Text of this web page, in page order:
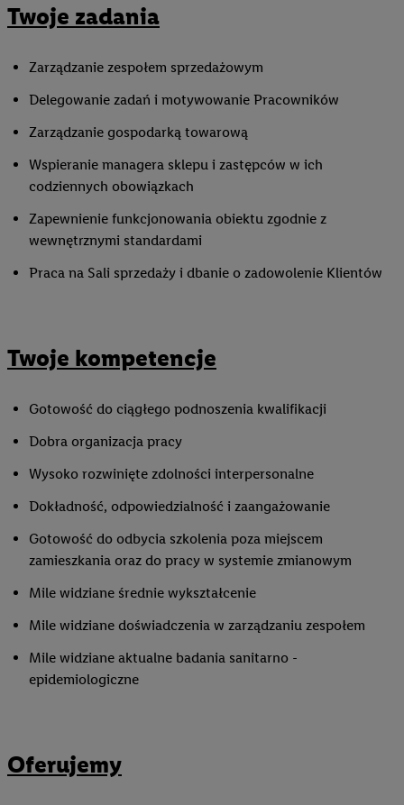
Twoje zadania
Zarządzanie zespołem sprzedażowym
Delegowanie zadań i motywowanie Pracowników
Zarządzanie gospodarką towarową
Wspieranie managera sklepu i zastępców w ich
codziennych obowiązkach
Zapewnienie funkcjonowania obiektu zgodnie z
wewnętrznymi standardami
Praca na Sali sprzedaży i dbanie o zadowolenie Klientów
Twoje kompetencje
Gotowość do ciągłego podnoszenia kwalifikacji
Dobra organizacja pracy
Wysoko rozwinięte zdolności interpersonalne
Dokładność, odpowiedzialność i zaangażowanie
Gotowość do odbycia szkolenia poza miejscem
zamieszkania oraz do pracy w systemie zmianowym
Mile widziane średnie wykształcenie
Mile widziane doświadczenia w zarządzaniu zespołem
Mile widziane aktualne badania sanitarno -
epidemiologiczne
Oferujemy